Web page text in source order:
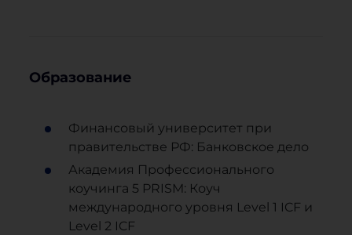
Образование
Финансовый университет при
правительстве РФ: Банковское дело
Академия Профессионального
коучинга 5 PRISM: Коуч
международного уровня Level 1 ICF и
Level 2 ICF